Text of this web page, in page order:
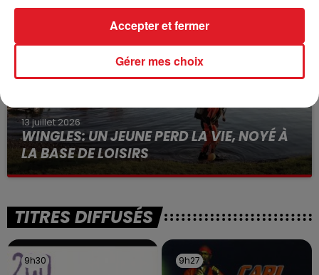
à des prostituées
13 juillet 2026
WINGLES: UN JEUNE PERD LA VIE, NOYÉ À
LA BASE DE LOISIRS
La victime a coulé à pic
TITRES DIFFUSÉS
9h30
9h30 9h27
9h27
Gérer mes choix
Accepter et fermer